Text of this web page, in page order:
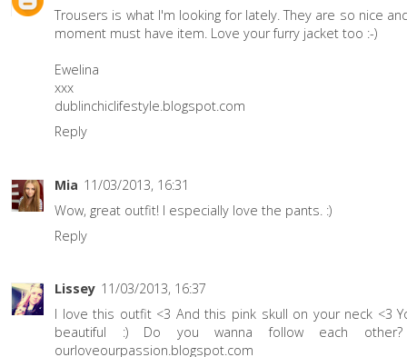
Trousers is what I'm looking for lately. They are so nice
moment must have item. Love your furry jacket too :-)
Ewelina
xxx
dublinchiclifestyle.blogspot.com
Reply
Mia 11/03/2013, 16:31
Wow, great outfit! I especially love the pants. :)
Reply
Lissey 11/03/2013, 16:37
I love this outfit <3 And this pink skull on your neck <3
beautiful :) Do you wanna follow each other?
ourloveourpassion.blogspot.com